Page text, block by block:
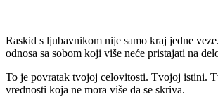
Raskid s ljubavnikom nije samo kraj jedne
odnosa sa sobom koji više neće pristajati na
To je povratak tvojoj celovitosti. Tvojoj istini.
vrednosti koja ne mora više da se skriva.